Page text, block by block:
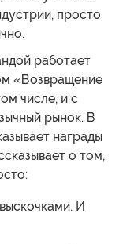
просто
работает
«Возвращение
числе, и с
рынок. В
награды
о том,
И